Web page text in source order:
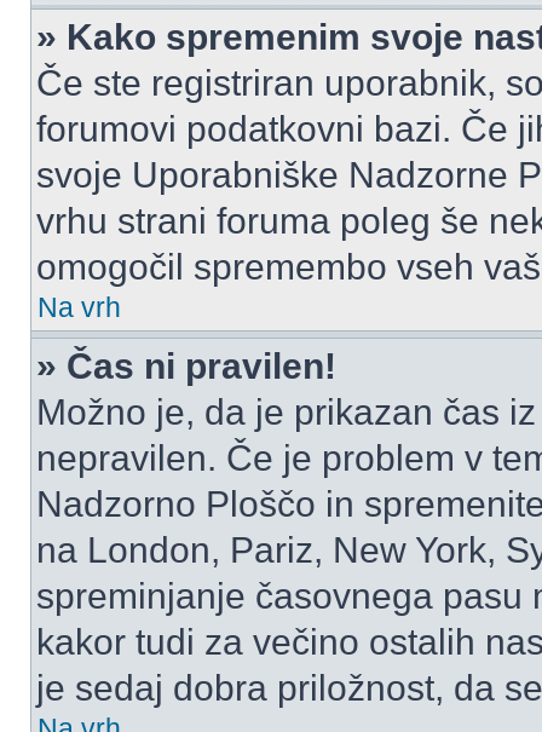
» Kako spremenim svoje
Če ste registriran uporabnik,
forumovi podatkovni bazi. Če
svoje Uporabniške Nadzorne
vrhu strani foruma poleg še
omogočil spremembo vseh
Na vrh
» Čas ni pravilen!
Možno je, da je prikazan čas
nepravilen. Če je problem v
Nadzorno Ploščo in
na London, Pariz, New York,
spreminjanje časovnega pasu
kakor tudi za večino ostalih
je sedaj dobra priložnost, da